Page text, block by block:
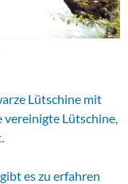
Lütschine mit
Lütschine,
es zu erfahren